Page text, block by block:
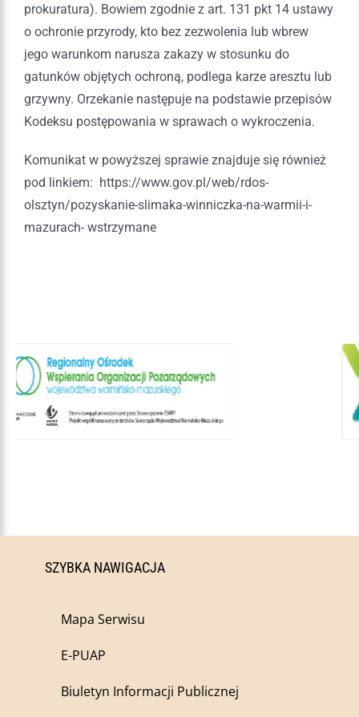
prokuratura). Bowiem zgodnie z art. 131 pkt 14 ustawy
o ochronie przyrody, kto bez zezwolenia lub wbrew
jego warunkom narusza zakazy w stosunku do
gatunków objętych ochroną, podlega karze aresztu lub
grzywny. Orzekanie następuje na podstawie przepisów
Kodeksu postępowania w sprawach o wykroczenia.
Komunikat w powyższej sprawie znajduje się również
pod linkiem: https://www.gov.pl/web/rdos-
olsztyn/pozyskanie-slimaka-winniczka-na-warmii-i-
mazurach- wstrzymane
SZYBKA NAWIGACJA
Mapa Serwisu
E-PUAP
Biuletyn Informacji Publicznej